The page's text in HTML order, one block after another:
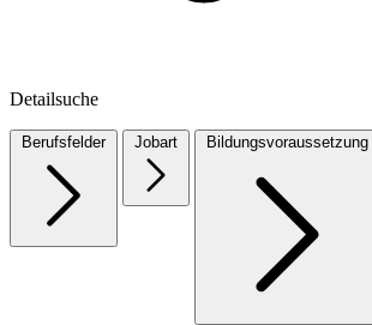
Detailsuche
Berufsfelder Jobart Bildungsvoraussetzung